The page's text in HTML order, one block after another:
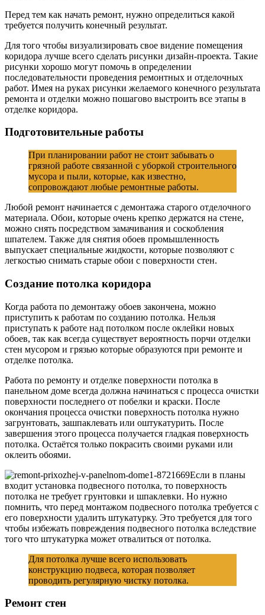
Перед тем как начать ремонт, нужно определиться какой
требуется получить конечный результат.
Для того чтобы визуализировать свое видение помещения
коридора лучше всего сделать рисунки дизайн-проекта. Такие
рисунки хорошо могут помочь в определении
последовательности проведения ремонтных и отделочных
работ. Имея на руках рисунки желаемого конечного результата
ремонта и отделки можно пошагово выстроить все этапы в
отделке коридора.
Подготовительные работы
При планировании работ не стоит забывать о
грязной работе связанной с уборкой строительного
мусора и пыли, которые, как известно,
сопровождают любые ремонтные работы.
Любой ремонт начинается с демонтажа старого отделочного
материала. Обои, которые очень крепко держатся на стене,
можно снять посредством замачивания и соскобления
шпателем. Также для снятия обоев промышленность
выпускает специальные жидкости, которые позволяют с
легкостью снимать старые обои с поверхности стен.
Создание потолка коридора
Когда работа по демонтажу обоев закончена, можно
приступить к работам по созданию потолка. Нельзя
приступать к работе над потолком после оклейки новых
обоев, так как всегда существует вероятность порчи отделки
стен мусором и грязью которые образуются при ремонте и
отделке потолка.
Работа по ремонту и отделке поверхности потолка в
панельном доме всегда должна начинаться с процесса очистки
поверхности последнего от побелки и краски. После
окончания процесса очистки поверхность потолка нужно
загрунтовать, зашпаклевать или оштукатурить. После
завершения этого процесса получается гладкая поверхность
потолка. Остаётся только покрасить своими руками или
оклеить обоями.
Если в планы
входит установка подвесного потолка, то поверхность
потолка не требует грунтовки и шпаклевки. Но нужно
помнить, что перед монтажом подвесного потолка требуется с
его поверхности удалить штукатурку. Это требуется для того
чтобы избежать повреждения подвесного потолка вследствие
того что штукатурка может отвалиться от потолка.
Для потолка лучше всего использовать
конструкцию подвеса, которая позволяет
проводить регулярную чистку потолка.
Ремонт стен